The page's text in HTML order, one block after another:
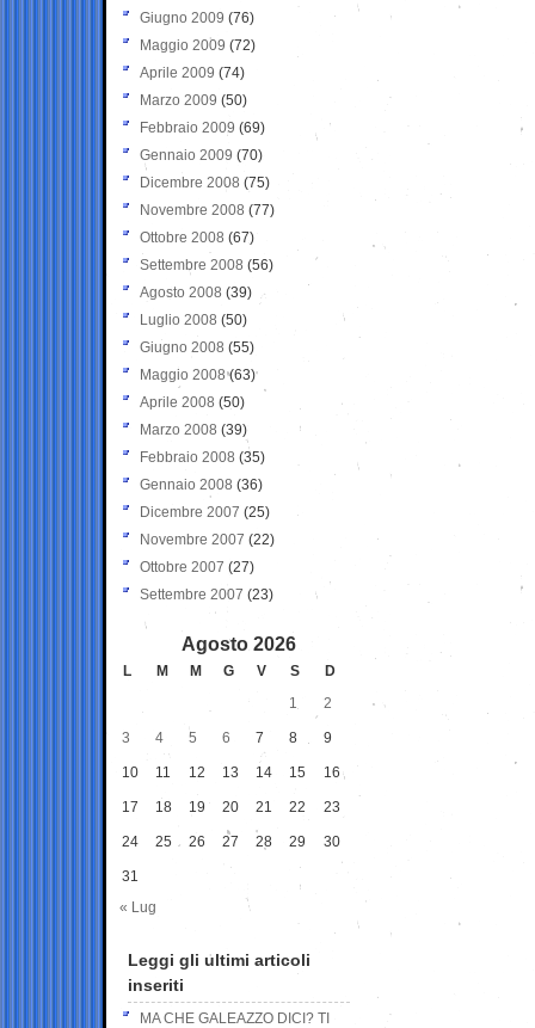
Giugno 2009 (76)
Maggio 2009 (72)
Aprile 2009 (74)
Marzo 2009 (50)
Febbraio 2009 (69)
Gennaio 2009 (70)
Dicembre 2008 (75)
Novembre 2008 (77)
Ottobre 2008 (67)
Settembre 2008 (56)
Agosto 2008 (39)
Luglio 2008 (50)
Giugno 2008 (55)
Maggio 2008(63)
Aprile 2008 (50)
Marzo 2008 (39)
Febbraio 2008 (35)
Gennaio 2008 (36)
Dicembre 2007 (25)
Novembre 2007 (22)
Ottobre 2007 (27)
Settembre 2007 (23)
Agosto 2026
L M M G V S
D
1
2
3 4 5 6 7 8 9
10 11 12 13 14 15 16
17 18 19 20 21 22 23
24 25 26 27 28 29 30
31
« Lug
Leggi gli ultimi articoli
inseriti
MA CHE GALEAZZO DICI? TI